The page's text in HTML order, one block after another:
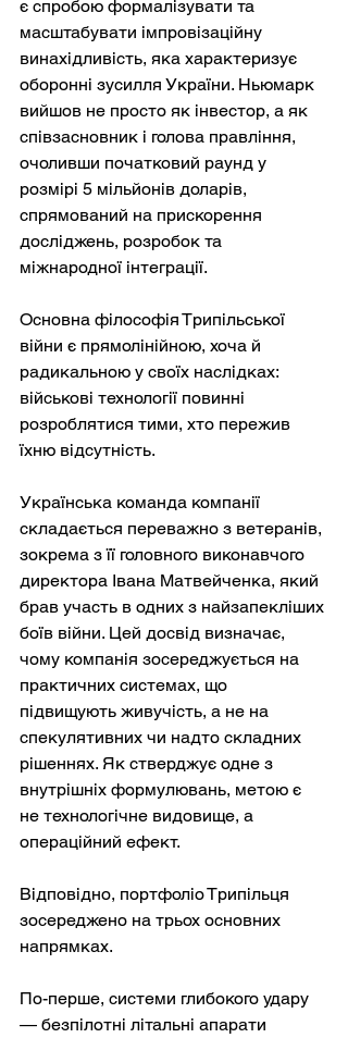
є спробою формалізувати та
масштабувати імпровізаційну
винахідливість, яка характеризує
оборонні зусилля України. Ньюмарк
вийшов не просто як інвестор, а як
співзасновник і голова правління,
очоливши початковий раунд у
розмірі 5 мільйонів доларів,
спрямований на прискорення
досліджень, розробок та
міжнародної інтеграції.
Основна філософія Трипільської
війни є прямолінійною, хоча й
радикальною у своїх наслідках:
військові технології повинні
розроблятися тими, хто пережив
їхню відсутність.
Українська команда компанії
складається переважно з ветеранів,
зокрема з її головного виконавчого
директора Івана Матвейченка, який
брав участь в одних з найзапекліших
боїв війни. Цей досвід визначає,
чому компанія зосереджується на
практичних системах, що
підвищують живучість, а не на
спекулятивних чи надто складних
рішеннях. Як стверджує одне з
внутрішніх формулювань, метою є
не технологічне видовище, а
операційний ефект.
Відповідно, портфоліо Трипільця
зосереджено на трьох основних
напрямках.
По-перше, системи глибокого удару
— безпілотні літальні апарати